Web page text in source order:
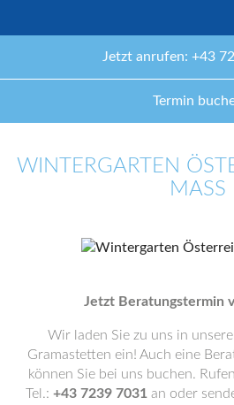
Jetzt anrufen: +43
Termin
WINTERGARTEN
MASS
Jetzt Beratungstermin
Wir laden Sie zu uns in
Gramastetten ein! Auch eine
können Sie bei uns buchen.
Tel.: +43 7239 7031 an oder